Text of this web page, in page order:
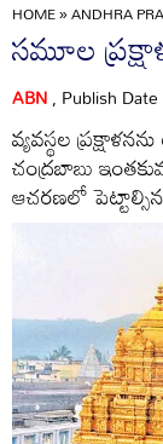
HOME»ANDHRA
సమూల
ABN, Publish
వ్యవస్థల
చంద్రబాబు
ఆచరణలో